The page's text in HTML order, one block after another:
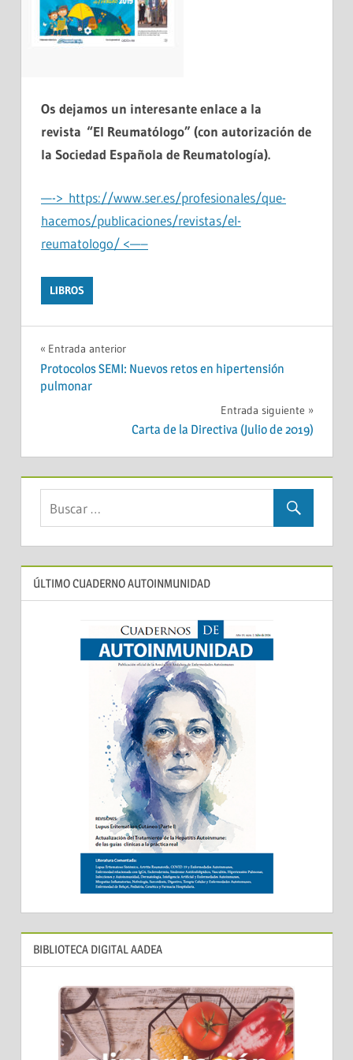
Os dejamos un interesante enlace a la
revista “El Reumatólogo” (con autorización de
la Sociedad Española de Reumatología).
—-> https://www.ser.es/profesionales/que-
hacemos/publicaciones/revistas/el-
reumatologo/ <—–
LIBROS
Navegación
de
Entrada anterior
Protocolos SEMI: Nuevos retos en hipertensión
pulmonar
Entrada siguiente
Carta de la Directiva (Julio de 2019)
ÚLTIMO CUADERNO AUTOINMUNIDAD
BIBLIOTECA DIGITAL AADEA